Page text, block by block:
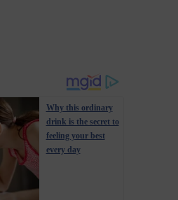
Why this ordinary
drink is the secret to
feeling your best
every day